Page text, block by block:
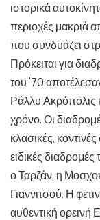
ιστορικά
περιοχές μακριά
που συνδυάζει
Πρόκειται για
του ’70
Ράλλυ Ακρόπολις
χρόνο. Οι
κλασικές,
ειδικές
ο Ταρζάν, η
Γιαννιτσού. Η
αυθεντική ορεινή